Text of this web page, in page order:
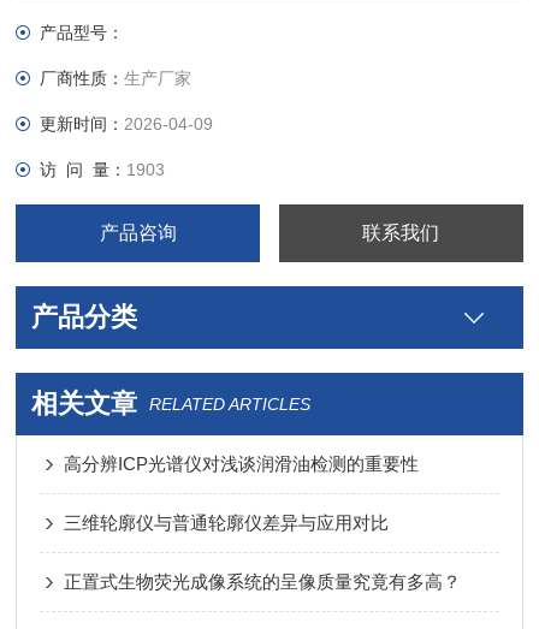
产品型号：
厂商性质：生产厂家
更新时间： 2026-04-09
访 问 量： 1903
产品咨询 联系我们
产品分类
相关文章 RELATED ARTICLES
高分辨ICP光谱仪对浅谈润滑油检测的重要性
三维轮廓仪与普通轮廓仪差异与应用对比
正置式生物荧光成像系统的呈像质量究竟有多高？